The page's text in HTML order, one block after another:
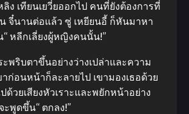
ง เทียนเยวี่ยออกไป คนที่ยังต้องการที่
จี๋นานต่อแล้ว ซู่ เหยียนอี้ ก็หันมาหา
หลีกเลี่ยงผู้หญิงคนนั้น!”
พริบตาขึ้นอย่างว่างเปล่าและความ
าก่อนหน้าก็ละลายไป เขามองเธอด้วย
ด้วยเสียงหัวเราะและพยักหน้าอย่าง
ะพูดขึ้น“ ตกลง!”